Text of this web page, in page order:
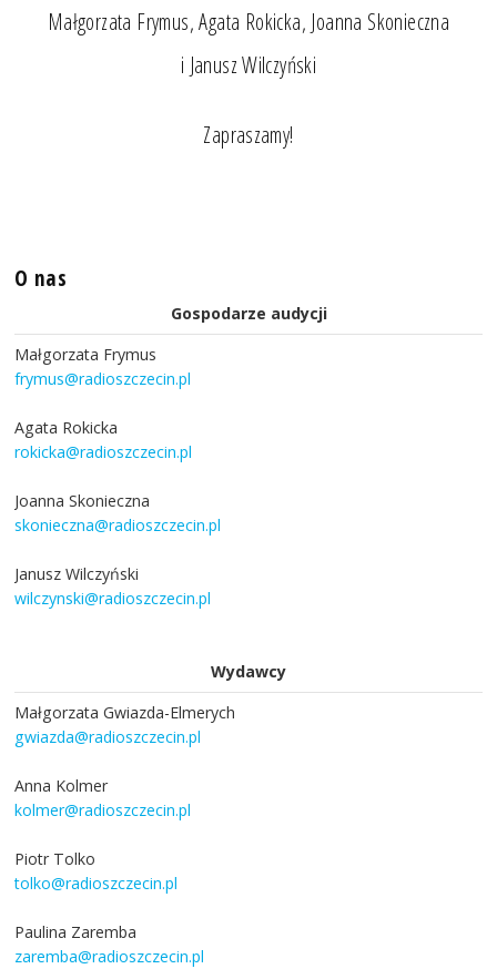
Małgorzata Frymus, Agata Rokicka, Joanna Skonieczna
i Janusz Wilczyński
Zapraszamy!
O nas
Gospodarze audycji
Małgorzata Frymus
frymus@radioszczecin.pl
Agata Rokicka
rokicka@radioszczecin.pl
Joanna Skonieczna
skonieczna@radioszczecin.pl
Janusz Wilczyński
wilczynski@radioszczecin.pl
Wydawcy
Małgorzata Gwiazda-Elmerych
gwiazda@radioszczecin.pl
Anna Kolmer
kolmer@radioszczecin.pl
Piotr Tolko
tolko@radioszczecin.pl
Paulina Zaremba
zaremba@radioszczecin.pl